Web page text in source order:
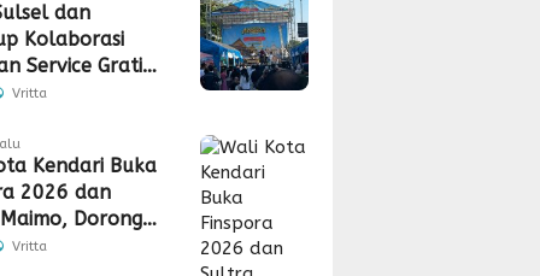
dan
Kolaborasi
Service Gratis,
hingga
Vritta
Kendari Buka
2026 dan
Dorong
Vritta